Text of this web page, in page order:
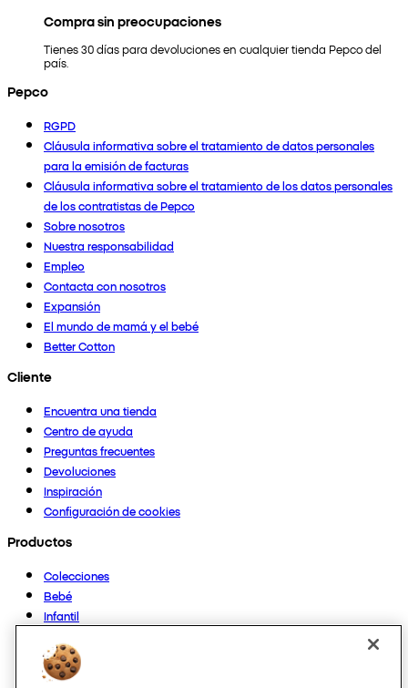
Compra sin preocupaciones
Tienes 30 días para devoluciones en cualquier tienda Pepco del
país.
Pepco
RGPD
Cláusula informativa sobre el tratamiento de datos personales
para la emisión de facturas
Cláusula informativa sobre el tratamiento de los datos personales
de los contratistas de Pepco
Sobre nosotros
Nuestra responsabilidad
Empleo
Contacta con nosotros
Expansión
El mundo de mamá y el bebé
Better Cotton
Cliente
Encuentra una tienda
Centro de ayuda
Preguntas frecuentes
Devoluciones
Inspiración
Configuración de cookies
Productos
Colecciones
Bebé
Infantil
Mujer
Hombre